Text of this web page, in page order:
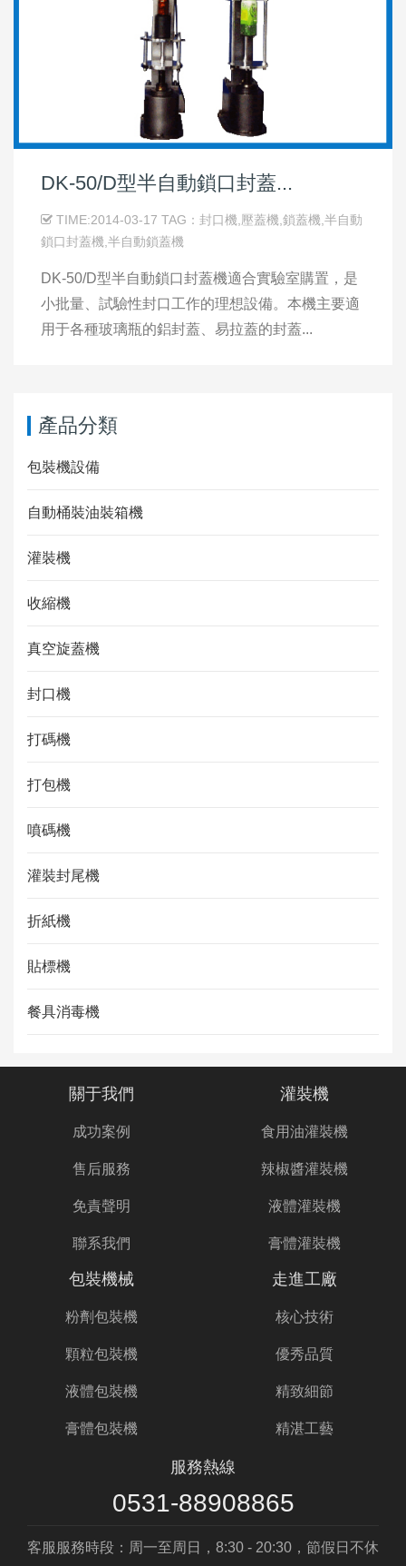
DK-50/D型半自動鎖口封蓋...
TIME:2014-03-17 TAG：封口機,壓蓋機,鎖蓋機,半自動
鎖口封蓋機,半自動鎖蓋機
DK-50/D型半自動鎖口封蓋機適合實驗室購置，是
小批量、試驗性封口工作的理想設備。本機主要適
用于各種玻璃瓶的鋁封蓋、易拉蓋的封蓋...
產品分類
包裝機設備
自動桶裝油裝箱機
灌裝機
收縮機
真空旋蓋機
封口機
打碼機
打包機
噴碼機
灌裝封尾機
折紙機
貼標機
餐具消毒機
關于我們
成功案例
售后服務
免責聲明
聯系我們
灌裝機
食用油灌裝機
辣椒醬灌裝機
液體灌裝機
膏體灌裝機
包裝機械
粉劑包裝機
顆粒包裝機
液體包裝機
膏體包裝機
走進工廠
核心技術
優秀品質
精致細節
精湛工藝
服務熱線
0531-88908865
客服服務時段：周一至周日，8:30 - 20:30，節假日不休